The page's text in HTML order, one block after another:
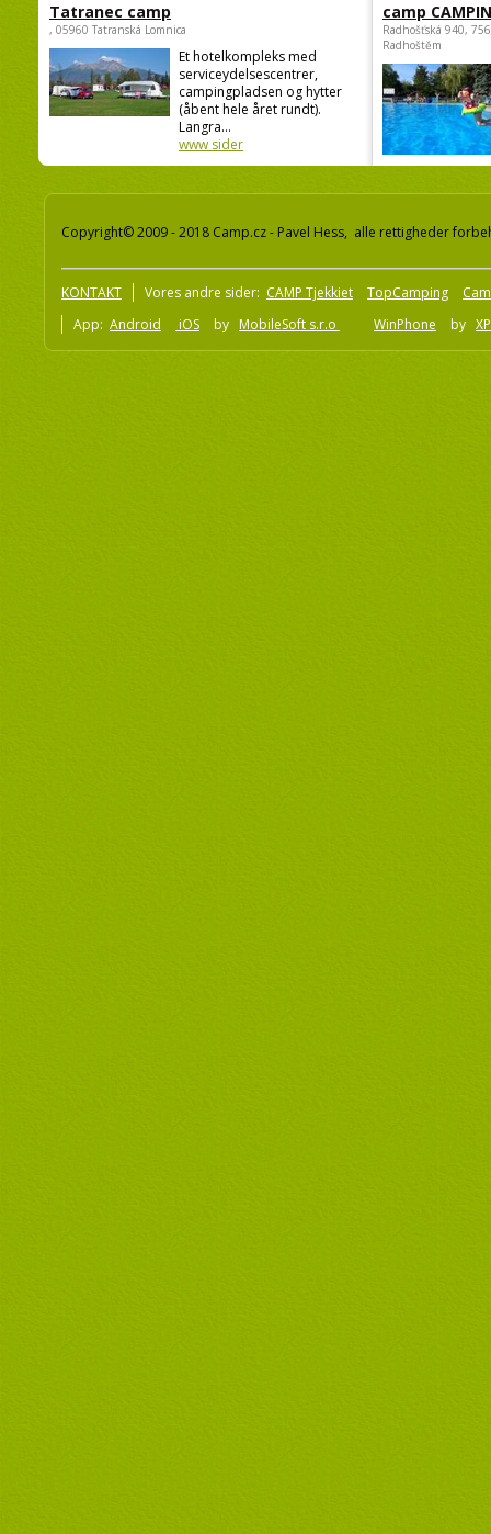
Tatranec camp
, 05960 Tatranská Lomnica
Et hotelkompleks med
serviceydelsescentrer,
campingpladsen og hytter
(åbent hele året rundt).
Langra...
www sider
camp
Radhošťská 940,
Radhoštěm
Copyright© 2009 - 2018 Camp.cz - Pavel Hess, alle rettigheder
KONTAKT Vores andre sider: CAMP Tjekkiet TopCamping
App: Android iOS by MobileSoft s.r.o WinPhone by